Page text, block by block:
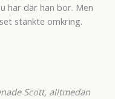
har där han bor. Men
stänkte omkring.
Scott, alltmedan